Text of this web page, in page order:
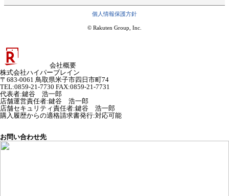
個人情報保護方針
© Rakuten Group, Inc.
会社概要
株式会社ハイパーブレイン
〒683-0061 鳥取県米子市四日市町74
TEL:0859-21-7730 FAX:0859-21-7731
代表者:鍵谷 浩一郎
店舗運営責任者:鍵谷 浩一郎
店舗セキュリティ責任者:鍵谷 浩一郎
購入履歴からの適格請求書発行:対応可能
お問い合わせ先